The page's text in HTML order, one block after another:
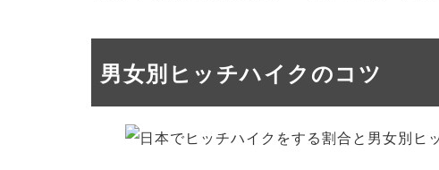
男女別ヒッチハイクのコツ